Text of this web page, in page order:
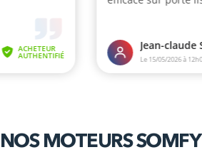
NOS MOTEURS SOMFY